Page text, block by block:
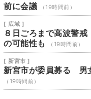
前に会議
（19時間前）
[ 広域 ]
８日ごろまで高波警
の可能性も
（19時間前）
[ 新宮市 ]
新宮市が委員募る 男
（19時間前）